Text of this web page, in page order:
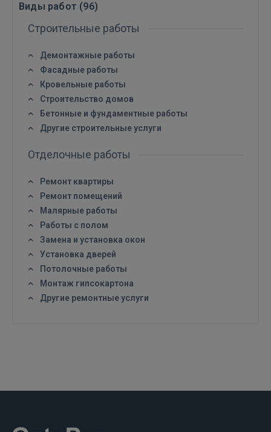
Войти
FACEBOOK
GOOGLE
РЕГИСТРАЦИЯ
Виды работ (96)
Строительные работы
Демонтажные работы
Фасадные работы
Кровельные работы
Строительство домов
Бетонные и фундаментные работы
Другие строительные услуги
Отделочные работы
Ремонт квартиры
Ремонт помещений
Малярные работы
Работы с полом
Замена и установка окон
Установка дверей
Потолочные работы
Монтаж гипсокартона
Другие ремонтные услуги